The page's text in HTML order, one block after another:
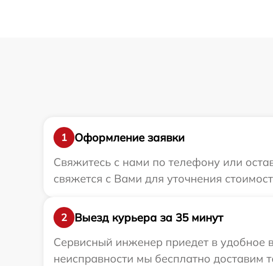
1
Оформление заявки
Свяжитесь с нами по телефону или
свяжется с Вами для уточнения
2
Выезд курьера за 35 минут
Сервисный инженер приедет в удобное
неисправности мы бесплатно доставим